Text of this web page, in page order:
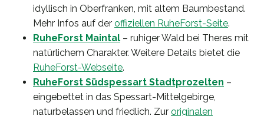
idyllisch in Oberfranken, mit altem Baumbestand.
Mehr Infos auf der offiziellen RuheForst-Seite.
RuheForst Maintal – ruhiger Wald bei Theres mit
natürlichem Charakter. Weitere Details bietet die
RuheForst-Webseite.
RuheForst Südspessart Stadtprozelten –
eingebettet in das Spessart-Mittelgebirge,
naturbelassen und friedlich. Zur originalen